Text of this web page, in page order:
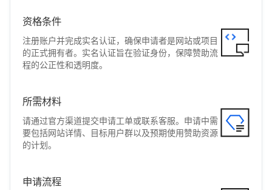
资格条件
注册账户并完成实名认证，确保申请者是网站或项目
的正式拥有者。实名认证旨在验证身份，保障赞助流
程的公正性和透明度。
所需材料
请通过官方渠道提交申请工单或联系客服。申请中需
要包括网站详情、目标用户群以及预期使用赞助资源
的计划。
申请流程